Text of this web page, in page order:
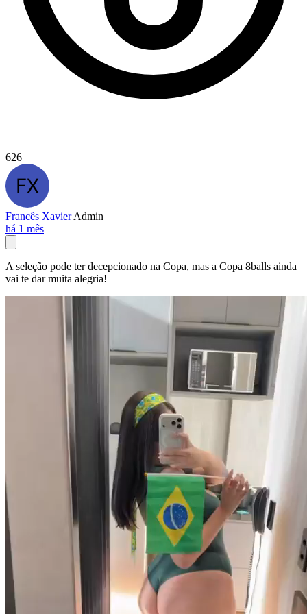
626
Francês XavierAdmin
há 1 mês
A seleção pode ter decepcionado na Copa, mas a Copa 8balls ainda
vai te dar muita alegria!